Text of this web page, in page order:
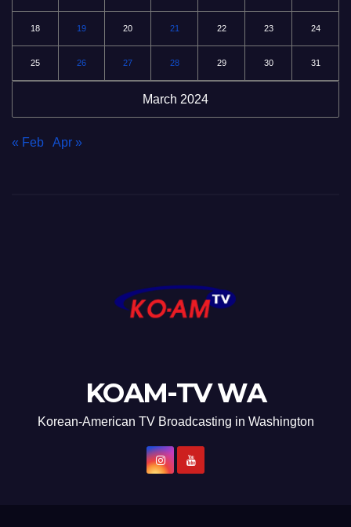
March 2024
18 19 20 21 22 23 24
25 26 27 28 29 30 31
« Feb Apr »
KOAM-TV WA
Korean-American TV Broadcasting in Washington